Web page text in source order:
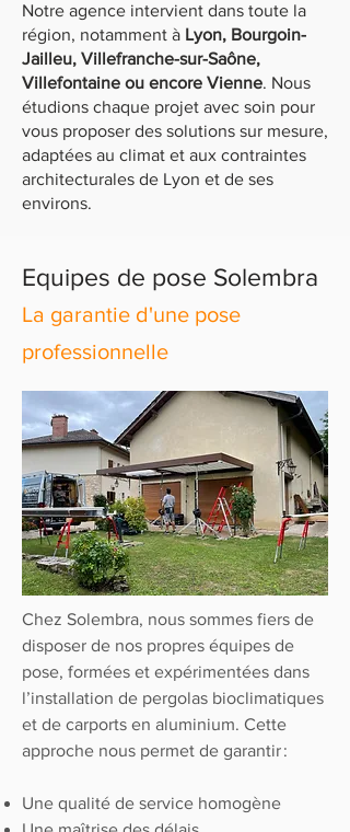
Notre agence intervient dans toute la
région, notamment à Lyon, Bourgoin-
Jailleu, Villefranche-sur-Saône,
Villefontaine ou encore Vienne. Nous
étudions chaque projet avec soin pour
vous proposer des solutions sur mesure,
adaptées au climat et aux contraintes
architecturales de Lyon et de ses
environs.
Equipes de pose Solembra
La garantie d'une pose
professionnelle
Chez Solembra, nous sommes fiers de
disposer de nos propres équipes de
pose, formées et expérimentées dans
l’installation de pergolas bioclimatiques
et de carports en aluminium. Cette
approche nous permet de garantir :
Une qualité de service homogène